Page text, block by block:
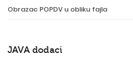
Obrazac POPDV u obliku fajla
JAVA dodaci